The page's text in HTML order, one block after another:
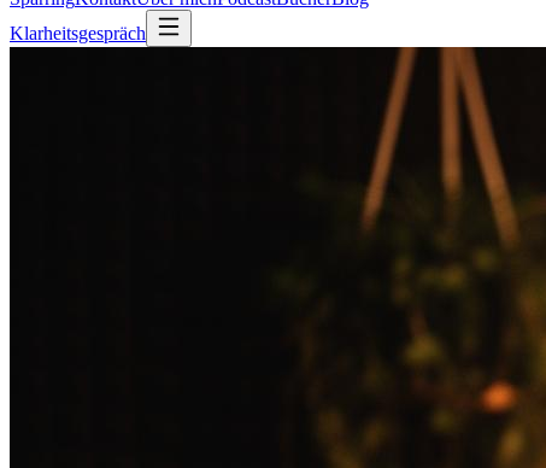
Klarheitsgespräch